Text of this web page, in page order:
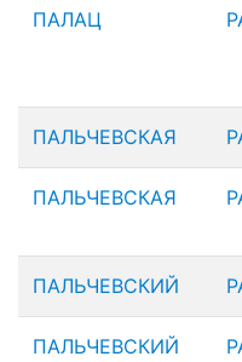
ПАЛАЦ
ПАЛЬЧЕВСКАЯ
ПАЛЬЧЕВСКАЯ
ПАЛЬЧЕВСКИЙ
ПАЛЬЧЕВСКИЙ